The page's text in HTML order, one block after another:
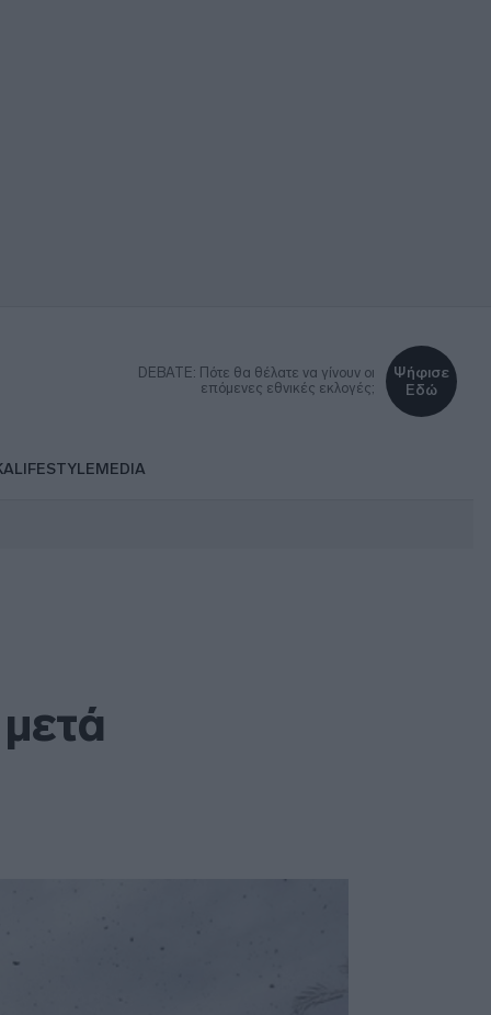
DEBATE: Πότε θα θέλατε να γίνουν οι
επόμενες εθνικές εκλογές;
Ψήφισε
Εδώ
LIFESTYLEMEDIA